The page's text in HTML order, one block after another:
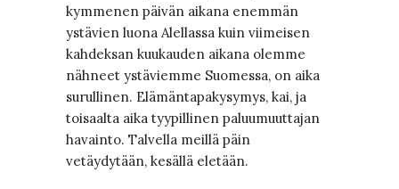
kymmenen päivän aikana enemmän
ystävien luona Alellassa kuin viimeisen
kahdeksan kuukauden aikana olemme
nähneet ystäviemme Suomessa, on aika
surullinen. Elämäntapakysymys, kai, ja
toisaalta aika tyypillinen paluumuuttajan
havainto. Talvella meillä päin
vetäydytään, kesällä eletään.